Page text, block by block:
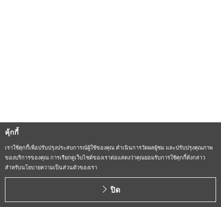
คุ้กกี้
เราใช้คุกกี้เพื่อปรับปรุงประสบการณ์ผู้ใช้ของคุณ ดำเนินการวัดผลผู้ชม และปรับปรุงคุณภาพ
ของบริการของคุณ การเรียกดูเว็บไซต์ของเราต่อแสดงว่าคุณยอมรับการใช้คุกกี้ดังกล่าว
สำหรับนโยบายความเป็นส่วนตัวของเรา
ปิด